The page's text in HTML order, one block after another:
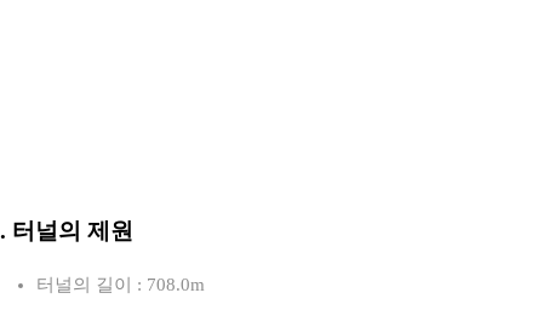
터널의 제원
터널의 길이 : 708.0m